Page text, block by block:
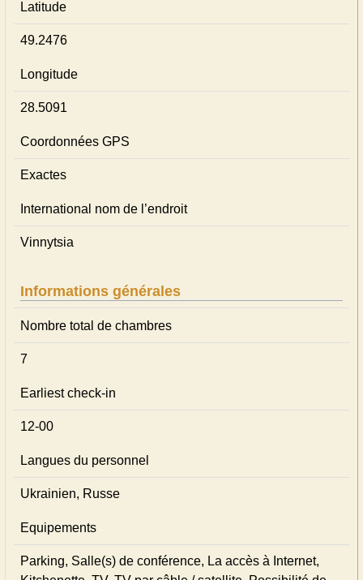
Latitude
49.2476
Longitude
28.5091
Coordonnées GPS
Exactes
International nom de l’endroit
Vinnytsia
Informations générales
Nombre total de chambres
7
Earliest check-in
12-00
Langues du personnel
Ukrainien, Russe
Equipements
Parking, Salle(s) de conférence, La accès à Internet,